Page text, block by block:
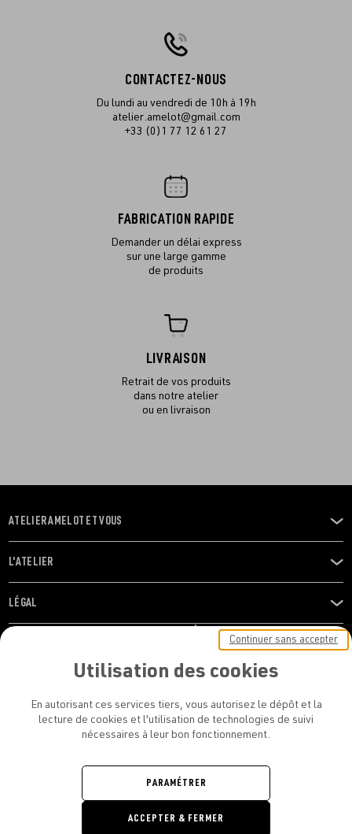
CONTACTEZ-NOUS
Du lundi au vendredi de 10h à 19h
atelier.amelot@gmail.com
+33 (0)1 77 12 61 27
FABRICATION RAPIDE
Demander un délai express
sur une large gamme
de produits
LIVRAISON
Retrait de vos produits
dans notre atelier
ou en livraison
OUVRIR
LE
MENU
ATELIER AMELOT ET VOUS
OUVRIR
LE
MENU
L'ATELIER
OUVRIR
LE
LÉGAL
RESTONS EN CONTACT ! ABONNEZ-VOUS À NOTRE
conditions d’utilisation de l’Atelier Amelot
ATELIER AMELOT - TOUS DROITS
Utilisation des cookies
En autorisant ces services tiers, vous autorisez le dépôt et la
lecture de cookies et l'utilisation de technologies de suivi
nécessaires à leur bon fonctionnement.
Continuer sans accepter
PARAMÉTRER
ACCEPTER & FERMER